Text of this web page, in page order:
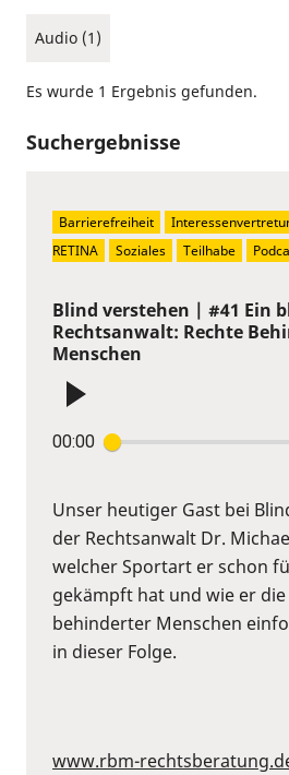
Audio (1)
Es wurde 1 Ergebnis gefunden.
Suchergebnisse
Blind verstehen | #41 Ein
Rechtsanwalt: Rechte
Menschen
00:00
Unser heutiger Gast bei
der Rechtsanwalt Dr.
welcher Sportart er schon
gekämpft hat und wie er
behinderter Menschen
in dieser Folge.
www.rbm-
Barrierefreiheit
RETINA
Soziales Teilhabe